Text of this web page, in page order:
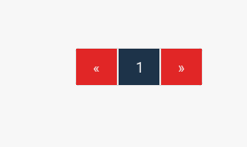
« 1 »